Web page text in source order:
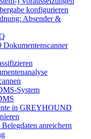
konfigurieren
Absender &
Dokumentenscanner
System
in GREYHOUND
anreichern